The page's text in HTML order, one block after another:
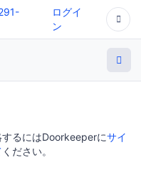
ログイ
ン
るにはDoorkeeperにサイ
ください。